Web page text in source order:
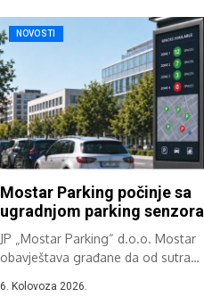
NOVOSTI
Mostar Parking počinje sa
ugradnjom parking senzora
JP „Mostar Parking“ d.o.o. Mostar
obavještava građane da od sutra
6. Kolovoza 2026.